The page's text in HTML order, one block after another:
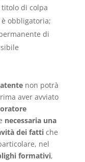
di colpa
obbligatoria;
di
non potrà
aver avviato
necessaria una
dei fatti che
nel
formativi,